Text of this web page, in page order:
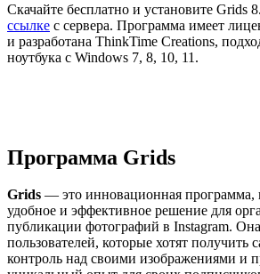
Скачайте бесплатно и установите Grids
ссылке с сервера. Программа имеет
и разработана ThinkTime Creations,
ноутбука с Windows 7, 8, 10, 11.
Программа Grids
Grids — это инновационная программа,
удобное и эффективное решение для
публикации фотографий в Instagram. Она
пользователей, которые хотят
контроль над своими изображениями и